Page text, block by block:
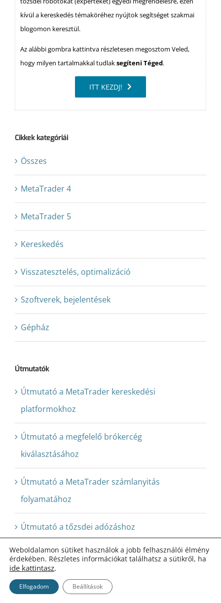
kívül a kereskedés témaköréhez nyújtok segítséget szakmai
blogomon keresztül.
Az alábbi gombra kattintva részletesen megosztom Veled,
hogy milyen tartalmakkal tudlaksegíteni Téged.
ITT KEZDJ!
Cikkek kategóriái
Összes
MetaTrader 4
MetaTrader 5
Kereskedés
Visszatesztelés, optimalizáció
Szoftverek, bejelentések
Gépház
Útmutatók
Útmutató a MetaTrader kereskedési
platformokhoz
Útmutató a megfelelő brókercég
kiválasztásához
Útmutató a MetaTrader számlanyitás
folyamatához
Útmutató a tőzsdei adózáshoz
FOREX VPS szerver útmutató
Mi az a forex programozás?
Weboldalamon sütiket használok a jobb felhasználói élmény
érdekében. Részletes információkat találhatsz a sütikről, ha
ide kattintasz.
Elfogadom Beállítások